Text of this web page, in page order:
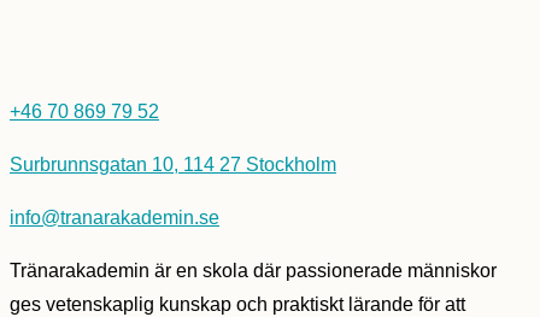
+46 70 869 79 52
Surbrunnsgatan 10, 114 27 Stockholm
info@tranarakademin.se
Tränarakademin är en skola där passionerade människor
ges vetenskaplig kunskap och praktiskt lärande för att